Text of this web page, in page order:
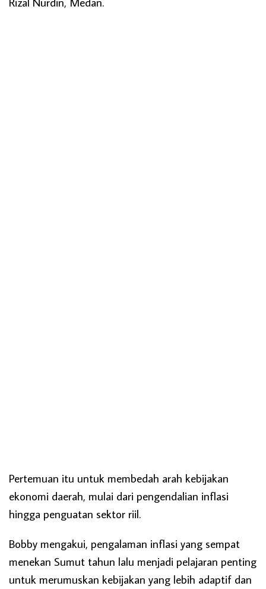
Pertemuan itu untuk membedah arah kebijakan
ekonomi daerah, mulai dari pengendalian inflasi
hingga penguatan sektor riil.
Bobby mengakui, pengalaman inflasi yang sempat
menekan Sumut tahun lalu menjadi pelajaran penting
untuk merumuskan kebijakan yang lebih adaptif dan